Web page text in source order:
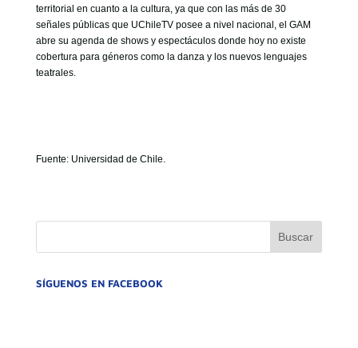
territorial en cuanto a la cultura, ya que con las más de 30
señales públicas que UChileTV posee a nivel nacional, el GAM
abre su agenda de shows y espectáculos donde hoy no existe
cobertura para géneros como la danza y los nuevos lenguajes
teatrales.
Fuente: Universidad de Chile.
SÍGUENOS EN FACEBOOK